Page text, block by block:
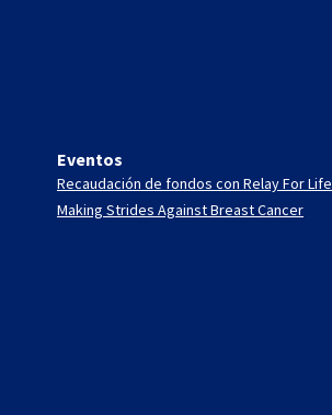
Eventos
Recaudación de fondos con Relay For Life
Making Strides Against Breast Cancer